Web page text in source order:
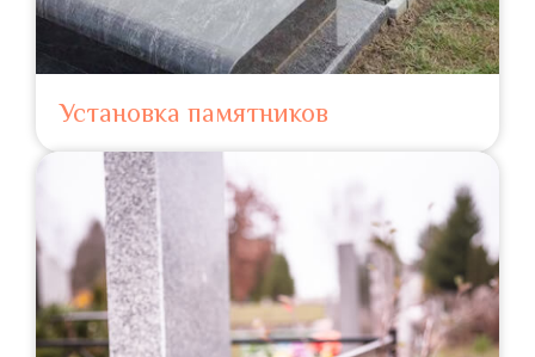
Установка памятников